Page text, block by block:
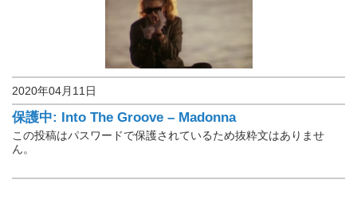
2020年04月11日
保護中: Into The Groove – Madonna
この投稿はパスワードで保護されているため抜粋文はありませ
ん。